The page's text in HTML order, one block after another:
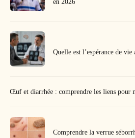
en 2026
Quelle est l’espérance de vie
Œuf et diarrhée : comprendre les liens pour
Comprendre la verrue